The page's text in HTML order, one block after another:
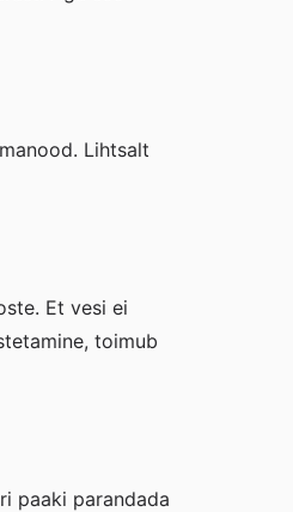
Lihtsalt
Et vesi ei
toimub
paaki parandada